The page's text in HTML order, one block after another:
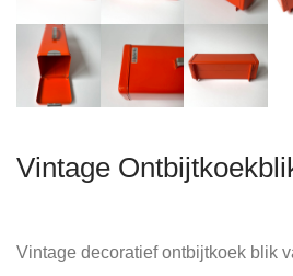
Vintage
Vintage decoratief ontbijtkoek blik